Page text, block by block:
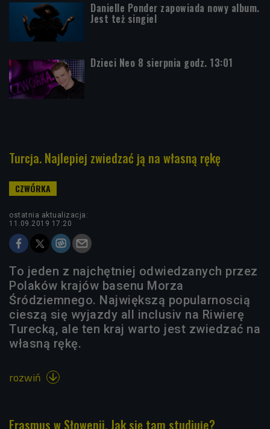
Danielle Ponder zapowiada nowy album.
Jest też singiel
Dzieci Neo 8 sierpnia godz. 13:01
Turcja. Najlepiej zwiedzać ją na własną rękę
ostatnia aktualizacja:
11.09.2019 17:20
To jeden z najchętniej odwiedzanych przez
Polaków krajów basenu Morza
Śródziemnego. Największą popularnoscią
cieszą się wyjazdy all inclusiv na Riwierę
Turecką, ale ten kraj warto jest zwiedzać na
własną rękę.
rozwiń 
Erasmus w Słowenii. Jak się tam studiuje?